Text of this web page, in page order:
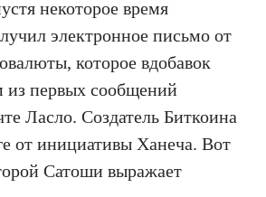
некоторое время
электронное письмо от
которое вдобавок
из первых сообщений
Ласло. Создатель Биткоина
от инициативы Ханеча. Вот
Сатоши выражает